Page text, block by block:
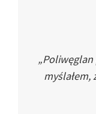
„Poliwęglan
myślałem,